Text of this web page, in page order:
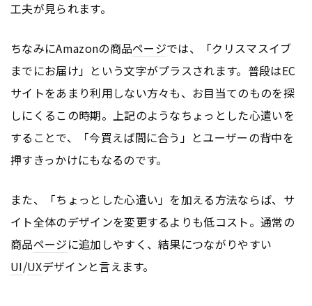
工夫が見られます。
ちなみにAmazonの商品ページでは、「クリスマスイブ
までにお届け」という文字がプラスされます。普段はEC
サイトをあまり利用しない方々も、お目当てのものを探
しにくるこの時期。上記のようなちょっとした心遣いを
することで、「今買えば間に合う」とユーザーの背中を
押すきっかけにもなるのです。
また、「ちょっとした心遣い」を加える方法ならば、サ
イト全体のデザインを変更するよりも低コスト。通常の
商品ページに追加しやすく、結果につながりやすい
UI/UXデザインと言えます。